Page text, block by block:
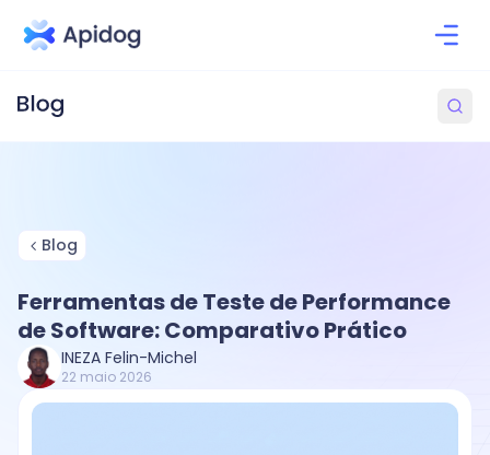
Blog
Ferramentas de Teste de Performance
de Software: Comparativo Prático
INEZA Felin-Michel
22 maio 2026